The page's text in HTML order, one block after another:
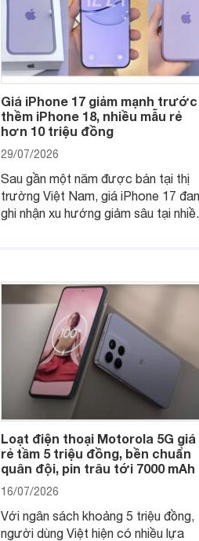
Giá iPhone 17 giảm mạnh trước
thềm iPhone 18, nhiều mẫu rẻ
hơn 10 triệu đồng
29/07/2026
Sau gần một năm được bán tại thị
trường Việt Nam, giá iPhone 17
ghi nhận xu hướng giảm sâu tại
Loạt điện thoại Motorola 5G giá
rẻ tầm 5 triệu đồng, bền chuẩn
quân đội, pin trâu tới 7000 mAh
16/07/2026
Với ngân sách khoảng 5 triệu đồng,
người dùng Việt hiện có nhiều lựa